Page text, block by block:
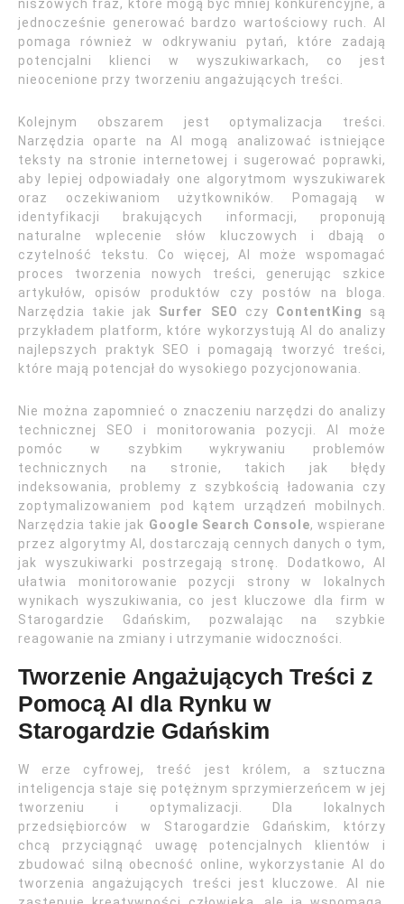
niszowych fraz, które mogą być mniej konkurencyjne, a
jednocześnie generować bardzo wartościowy ruch. AI
pomaga również w odkrywaniu pytań, które zadają
potencjalni klienci w wyszukiwarkach, co jest
nieocenione przy tworzeniu angażujących treści.
Kolejnym obszarem jest optymalizacja treści.
Narzędzia oparte na AI mogą analizować istniejące
teksty na stronie internetowej i sugerować poprawki,
aby lepiej odpowiadały one algorytmom wyszukiwarek
oraz oczekiwaniom użytkowników. Pomagają w
identyfikacji brakujących informacji, proponują
naturalne wplecenie słów kluczowych i dbają o
czytelność tekstu. Co więcej, AI może wspomagać
proces tworzenia nowych treści, generując szkice
artykułów, opisów produktów czy postów na bloga.
Narzędzia takie jak Surfer SEO czy ContentKing
są
przykładem platform, które wykorzystują AI do analizy
najlepszych praktyk SEO i pomagają tworzyć treści,
które mają potencjał do wysokiego pozycjonowania.
Nie można zapomnieć o znaczeniu narzędzi do analizy
technicznej SEO i monitorowania pozycji. AI może
pomóc w szybkim wykrywaniu problemów
technicznych na stronie, takich jak błędy
indeksowania, problemy z szybkością ładowania czy
zoptymalizowaniem pod kątem urządzeń mobilnych.
Narzędzia takie jak Google Search Console, wspierane
przez algorytmy AI, dostarczają cennych danych o tym,
jak wyszukiwarki postrzegają stronę. Dodatkowo, AI
ułatwia monitorowanie pozycji strony w lokalnych
wynikach wyszukiwania, co jest kluczowe dla firm w
Starogardzie Gdańskim, pozwalając na szybkie
reagowanie na zmiany i utrzymanie widoczności.
Tworzenie Angażujących Treści z
Pomocą AI dla Rynku w
Starogardzie Gdańskim
W erze cyfrowej, treść jest królem, a sztuczna
inteligencja staje się potężnym sprzymierzeńcem w jej
tworzeniu i optymalizacji. Dla lokalnych
przedsiębiorców w Starogardzie Gdańskim, którzy
chcą przyciągnąć uwagę potencjalnych klientów i
zbudować silną obecność online, wykorzystanie AI do
tworzenia angażujących treści jest kluczowe. AI nie